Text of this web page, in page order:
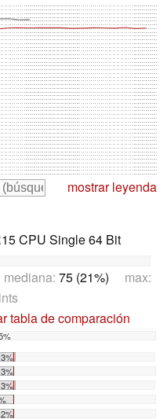
mostrar leyenda
CPU Single 64 Bit
75 (21%) max:
tabla de comparación